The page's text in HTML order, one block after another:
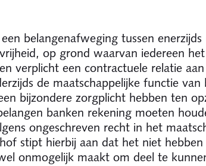
belangenafweging tussen enerzijds
op grond waarvan iedereen
verplicht een contractuele relatie
de maatschappelijke functie van
bijzondere zorgplicht hebben ten
banken rekening moeten
ongeschreven recht in het
stipt hierbij aan dat het niet hebben
onmogelijk maakt om deel te